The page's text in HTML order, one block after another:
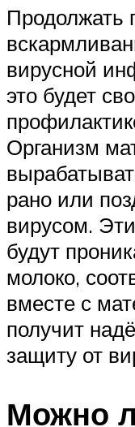
Продолжать
вирусной
это будет
Организм
рано или
вирусом.
будут
молоко,
вместе с
получит
защиту от
Можно